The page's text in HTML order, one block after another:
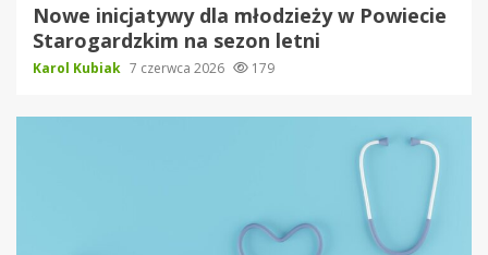
Nowe inicjatywy dla młodzieży w Powiecie
Starogardzkim na sezon letni
Karol Kubiak 7 czerwca 2026 179